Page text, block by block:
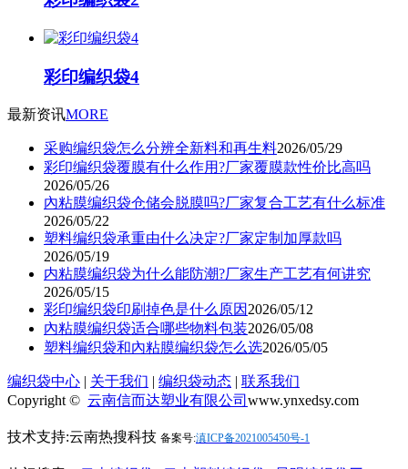
彩印编织袋4
最新资讯MORE
采购编织袋怎么分辨全新料和再生料2026/05/29
彩印编织袋覆膜有什么作用?厂家覆膜款性价比高吗
2026/05/26
內粘膜编织袋仓储会脱膜吗?厂家复合工艺有什么标准
2026/05/22
塑料编织袋承重由什么决定?厂家定制加厚款吗
2026/05/19
内粘膜编织袋为什么能防潮?厂家生产工艺有何讲究
2026/05/15
彩印编织袋印刷掉色是什么原因 2026/05/12
內粘膜编织袋适合哪些物料包装2026/05/08
塑料编织袋和內粘膜编织袋怎么选2026/05/05
编织袋中心 | 关于我们 | 编织袋动态 | 联系我们
Copyright © 云南信而达塑业有限公司 www.ynxedsy.com
技术支持:云南热搜科技 备案号:滇ICP备2021005450号-1